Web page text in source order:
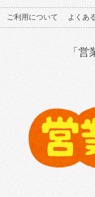
ご利用について よくあ
「